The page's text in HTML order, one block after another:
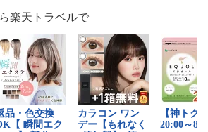
楽天トラベルで